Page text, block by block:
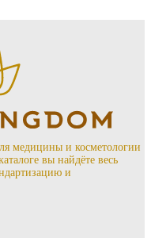
медицины и косметологии
вы найдёте весь
и